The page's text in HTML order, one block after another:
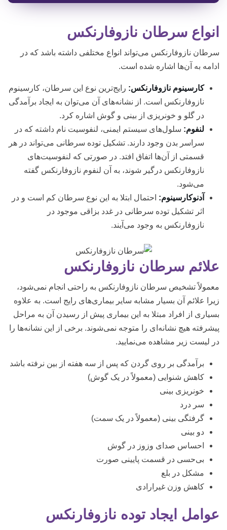
انواع سرطان نازوفارنکس
سرطان نازوفارنکس می‌تواند انواع مختلفی داشته باشد که در
ادامه به آن‌ها اشاره شده است.
کارسینوم نازوفارنکس: رایج‌ترین نوع این سرطان، کارسینوم
نازوفارنکس است. از نشانه‌های آن می‌توان به ایجاد برآمدگی
در گلو و خونریزی از بینی و گوش اشاره کرد.
لنفوم: سلول‌های سیستم ایمنی، لنفوسیت نام داشته که در
سراسر بدن وجود دارند. تشکیل توده سرطانی می‌تواند در هر
قسمتی از آن‌ها اتفاق افتد. در صورتی که لنفوسیت‌های
نازوفارنکس درگیر شوند، به آن لنفوم نازوفارنکس گفته
می‌شود.
آدنوکارسینوم: احتمال ابتلا به این نوع سرطان کم است و در
اثر تشکیل توده سرطانی در غدد بزاقی موجود در
نازوفارنکس به وجود می‌آیند.
علائم سرطان نازوفارنکس
معمولاً تشخیص سرطان نازوفارنکس به راحتی انجام نمی‌شود،
زیرا علائم آن بسیار مشابه سایر بیماری‌های رایج است. به علاوه
بسیاری از افراد مبتلا به این بیماری پیش از رسیدن آن به مراحل
پیشرفته هیچ نشانه‌ای را متوجه نمی‌شوند. برخی از این نشانه‌ها را
در لیست‌ زیر مشاهده می‌نمایید.
برآمدگی بر روی گردن که پس از سه هفته از بین نرفته باشد
کاهش شنوایی (معمولاً در یک گوش)
خونریزی بینی
سر درد
گرفتگی بینی (معمولاً در یک سمت)
دو بینی
احساس صدای وزوز در گوش
بی‌حسی در قسمت پایینی صورت
مشکل در بلع
کاهش وزن غیرارادی
عوامل ایجاد توده نازوفارنکس